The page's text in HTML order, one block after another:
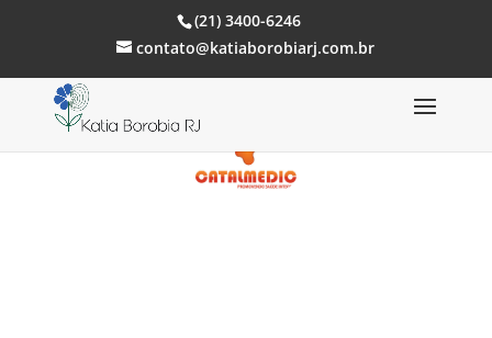
(21) 3400-6246
contato@katiaborobiarj.com.br